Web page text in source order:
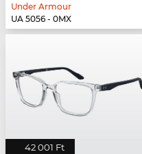
Under Armour
UA 5056 - 0MX
42 001 Ft